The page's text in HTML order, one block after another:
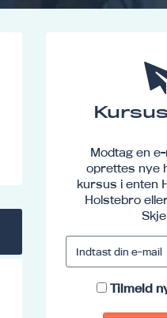
Modtag en
oprettes nye
kursus i enten
Holstebro
Tilmeld